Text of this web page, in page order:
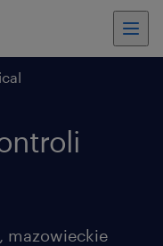
, mazowieckie